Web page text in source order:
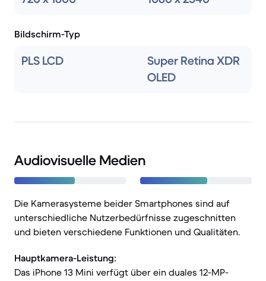
Bildschirm-Typ
PLS LCD
Super Retina XDR
OLED
Audiovisuelle Medien
Die Kamerasysteme beider Smartphones sind auf
unterschiedliche Nutzerbedürfnisse zugeschnitten
und bieten verschiedene Funktionen und Qualitäten.
Hauptkamera-Leistung:
Das iPhone 13 Mini verfügt über ein duales 12-MP-